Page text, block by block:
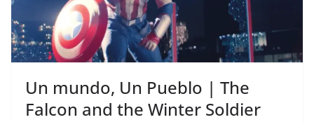
Un mundo, Un Pueblo | The
Falcon and the Winter Soldier